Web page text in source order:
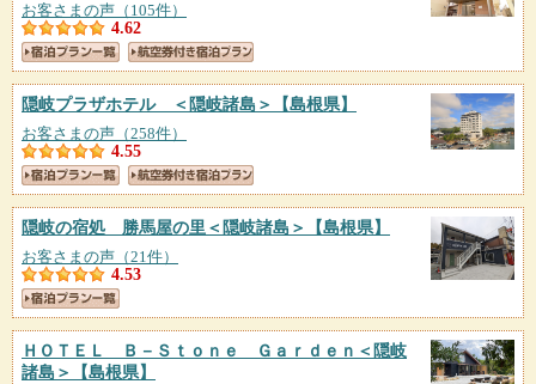
お客さまの声（105件）
4.62
隠岐プラザホテル ＜隠岐諸島＞ 【島根県】
お客さまの声（258件）
4.55
隠岐の宿処 勝馬屋の里＜隠岐諸島＞ 【島根県】
お客さまの声（21件）
4.53
ＨＯＴＥＬ Ｂ－Ｓｔｏｎｅ Ｇａｒｄｅｎ＜隠岐
諸島＞
【島根県】